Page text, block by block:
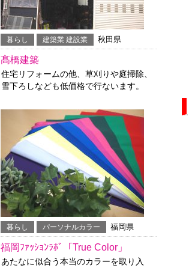
暮らし 建築業 建設業 秋田県
髙橋建築
住宅リフォームの他、草刈りや庭掃除、
雪下ろしなども低価格で行ないます。
暮らし パーソナルカラー 福岡県
福岡ﾌｧｯｼｮﾝﾗﾎﾞ「True Color」
あたなに似合う本当のカラーを取り入